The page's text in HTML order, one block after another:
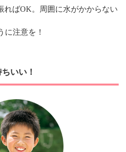
ればOK。周囲に水がかからない
に注意を！
いい！